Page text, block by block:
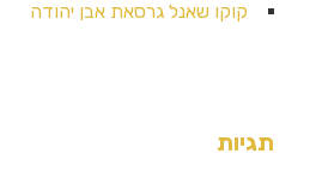
קוקו שאנל גרסאת אבן יהודה
תגיות